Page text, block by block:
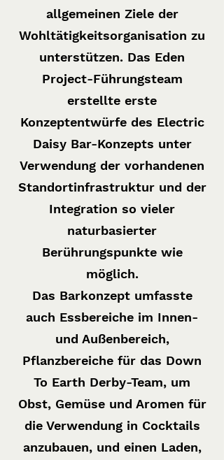
allgemeinen Ziele der
Wohltätigkeitsorganisation zu
unterstützen. Das Eden
Project-Führungsteam
erstellte erste
Konzeptentwürfe des Electric
Daisy Bar-Konzepts unter
Verwendung der vorhandenen
Standortinfrastruktur und der
Integration so vieler
naturbasierter
Berührungspunkte wie
möglich.
Das Barkonzept umfasste
auch Essbereiche im Innen-
und Außenbereich,
Pflanzbereiche für das Down
To Earth Derby-Team, um
Obst, Gemüse und Aromen für
die Verwendung in Cocktails
anzubauen, und einen Laden,